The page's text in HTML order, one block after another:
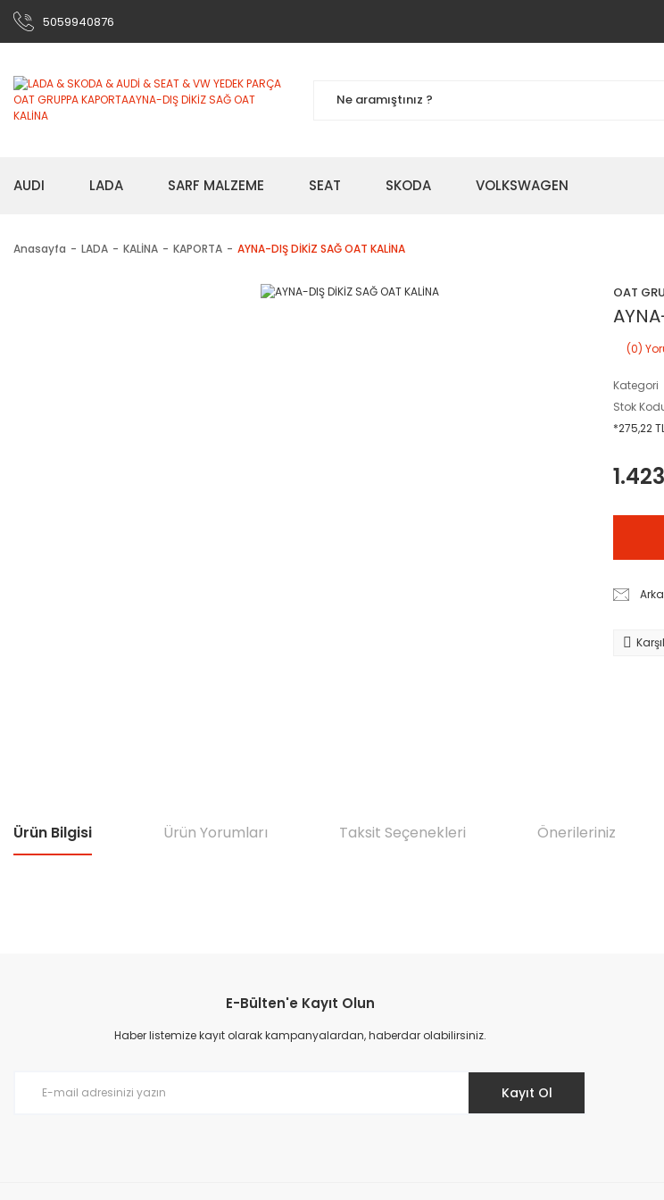
5059940876
AUDI LADA SARF MALZEME SEAT SKODA VOLKSWAGEN
Anasayfa LADA KALİNA KAPORTA AYNA-DIŞ DİKİZ SAĞ OAT KALİNA
OAT
(0)
Kategori
Stok
*275,22
Ürün Bilgisi Ürün Yorumları Taksit Seçenekleri Önerileriniz
Ürün resmi kalitesiz, bozuk veya görüntülenemiyor.
Ürün açıklamasında eksik bilgiler bulunuyor.
E-Bülten'e Kayıt Olun
Haber listemize kayıt olarak kampanyalardan, haberdar olabilirsiniz.
Kayıt Ol